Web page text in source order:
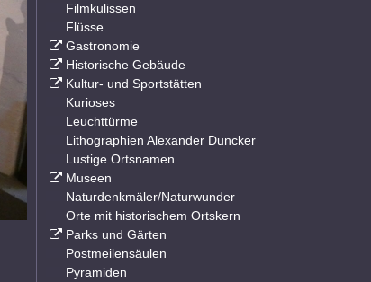
Filmkulissen
Flüsse
Gastronomie
Historische Gebäude
Kultur- und Sportstätten
Kurioses
Leuchttürme
Lithographien Alexander Duncker
Lustige Ortsnamen
Museen
Naturdenkmäler/Naturwunder
Orte mit historischem Ortskern
Parks und Gärten
Postmeilensäulen
Pyramiden